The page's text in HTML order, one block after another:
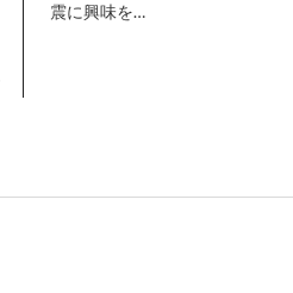
震に興味を…